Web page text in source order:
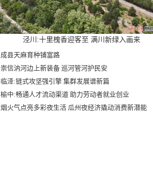
泾川:十里槐香迎客至 满川新绿入画来
成县天麻育种铺富路
崇信汭河边上新装备 巡河管河护民安
临泽:链式攻坚强引擎 集群发展谱新篇
榆中:畅通人才流动渠道 助力劳动者就业创业
烟火气点亮多彩夜生活 瓜州夜经济撬动消费新潜能